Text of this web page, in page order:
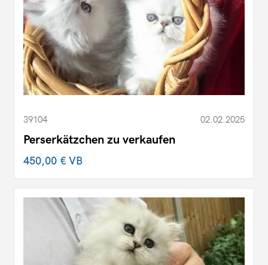
39104 02.02.2025
Perserkätzchen zu verkaufen
450,00 €VB